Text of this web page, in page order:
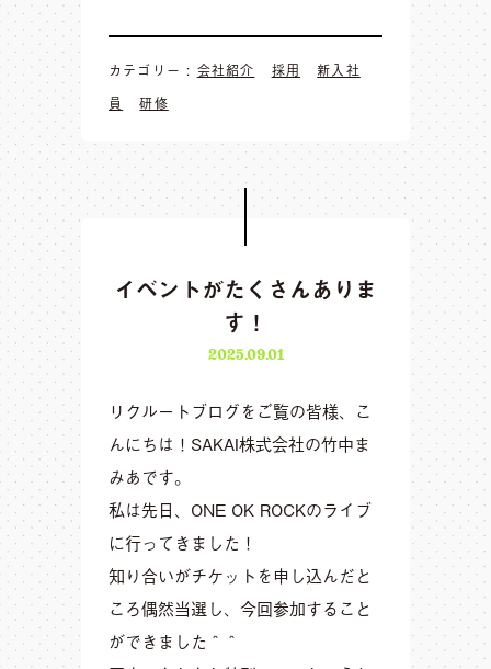
カテゴリー : 会社紹介 採用
新入社
員
研修
イベントがたくさんありま
す！
2025.09.01
リクルートブログをご覧の皆様、こ
んにちは！SAKAI株式会社の竹中ま
みあです。
私は先日、ONE OK ROCKのライブ
に行ってきました！
知り合いがチケットを申し込んだと
ころ偶然当選し、今回参加すること
ができました＾＾